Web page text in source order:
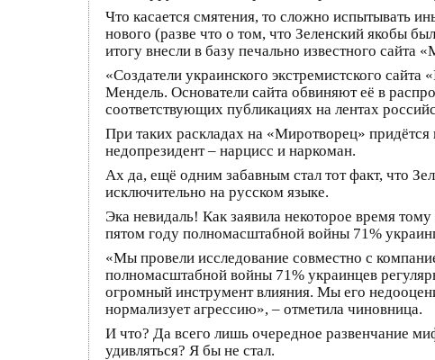
Что касается смятения, то сложно испытывать
нового (разве что о том, что Зеленский якобы
итогу внесли в базу печально известного сайта
«Создатели украинского экстремистского
Мендель. Основатели сайта обвиняют её в
соответствующих публикациях на лентах
При таких раскладах на «Миротворец»
недопрезидент – нарцисс и наркоман.
Ах да, ещё одним забавным стал тот факт, что
исключительно на русском языке.
Эка невидаль! Как заявила некоторое время
пятом году полномасштабной войны 71%
«Мы провели исследование совместно с
полномасштабной войны 71% украинцев
огромный инструмент влияния. Мы его
нормализует агрессию», – отметила чиновница.
И что? Да всего лишь очередное развенчание
удивляться? Я бы не стал.